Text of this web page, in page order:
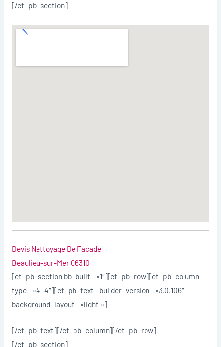
[/et_pb_section]
Devis Nettoyage De Facade
Beaulieu-sur-Mer 06310
[et_pb_section bb_built= »1″][et_pb_row][et_pb_column
type= »4_4″][et_pb_text _builder_version= »3.0.106″
background_layout= »light »]
[/et_pb_text][/et_pb_column][/et_pb_row]
[/et_pb_section]